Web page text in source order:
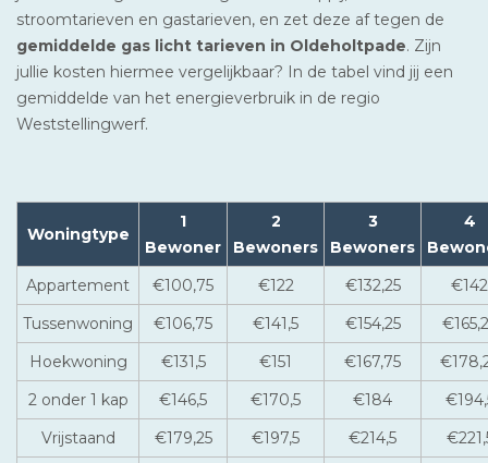
stroomtarieven en gastarieven, en zet deze af tegen de
gemiddelde gas licht tarieven in Oldeholtpade. Zijn
jullie kosten hiermee vergelijkbaar? In de tabel vind jij een
gemiddelde van het energieverbruik in de regio
Weststellingwerf.
Woningtype
1
Bewoner
2
Bewoners
3
Bewoners
4
Appartement
€100,75 €122 €132,25
€142
Tussenwoning
€106,75 €141,5 €154,25
Hoekwoning
€131,5 €151 €167,75
2 onder 1 kap
€146,5 €170,5 €184
Vrijstaand
€179,25 €197,5 €214,5